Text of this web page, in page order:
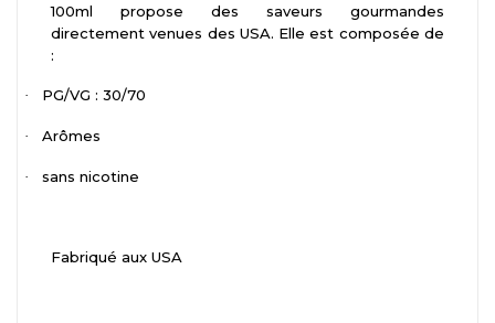
100ml propose des saveurs gourmandes
directement venues des USA. Elle est composée de
:
· PG/VG : 30/70
· Arômes
· sans nicotine
Fabriqué aux USA